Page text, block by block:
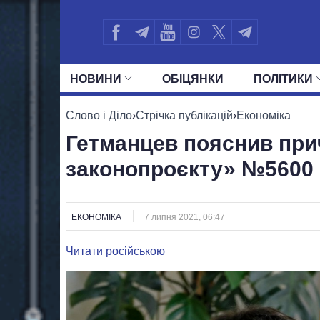
НОВИНИ ОБIЦЯНКИ ПОЛIТИКИ
УСІ ПОЛІТИКИ ПРЕЗИДЕНТ І ОФІС
Слово і Діло›Стрічка публікацій›Економіка
Гетманцев пояснив
законопроєкту» №5600
ЕКОНОМІКА 7 липня 2021, 06:47
Читати російською